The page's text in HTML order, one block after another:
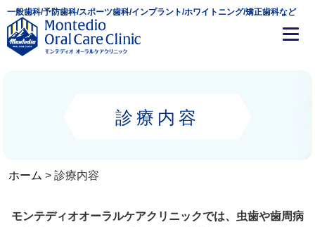
一般歯科/予防歯科/スポーツ歯科/インプラント/ホワイトニング/矯正歯科など
診療内容
ホーム > 診療内容
モンテディオオーラルケアクリニックでは、虫歯や歯周病